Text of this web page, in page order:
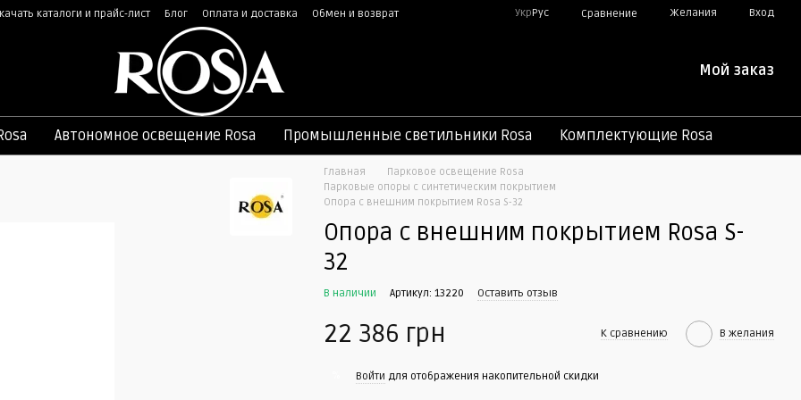
каталоги и прайс-лист Блог Оплата и доставка
Обмен и возврат
УкрРус Сравнение Желания Вход
Мой заказ
Автономное освещение Rosa Промышленные светильники Rosa Комплектующие Rosa
Главная
Парковое освещение Rosa
Парковые опоры c синтетическим покрытием
Опора с внешним покрытием Rosa S-32
Опора с внешним покрытием Rosa S-
32
В наличии Артикул: 13220 Оставить отзыв
22 386 грн К сравнению В желания
Войти для отображения накопительной скидки